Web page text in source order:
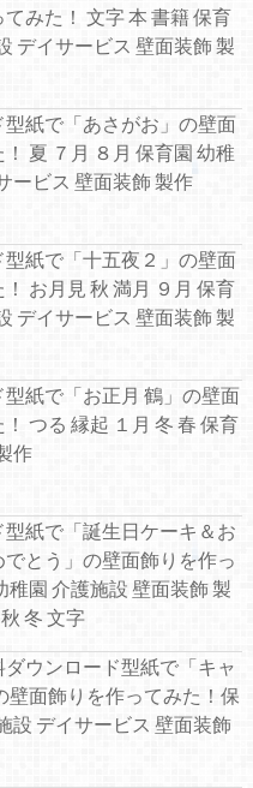
みた！ 文字 本 書籍 保育
デイサービス 壁面装飾 製
紙で「あさがお」の壁面
夏 ７月 ８月 保育園 幼稚
ービス 壁面装飾 製作
紙で「十五夜２」の壁面
お月見 秋 満月 ９月 保育
デイサービス 壁面装飾 製
紙で「お正月 鶴」の壁面
つる 縁起 １月 冬 春 保育
作
紙で「誕生日ケーキ＆お
とう」の壁面飾りを作っ
稚園 介護施設 壁面装飾 製
冬 文字
ダウンロード型紙で「キャ
壁面飾りを作ってみた！保
設 デイサービス 壁面装飾